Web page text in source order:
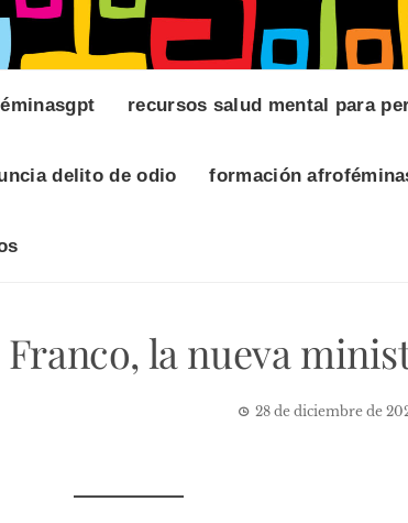
recursos salud mental para
delito de odio formación
la nueva
28 de diciembre de